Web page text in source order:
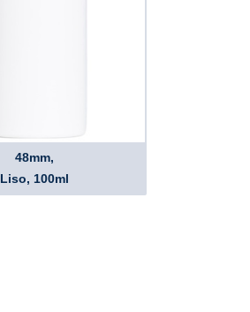
48mm,
Liso, 100ml